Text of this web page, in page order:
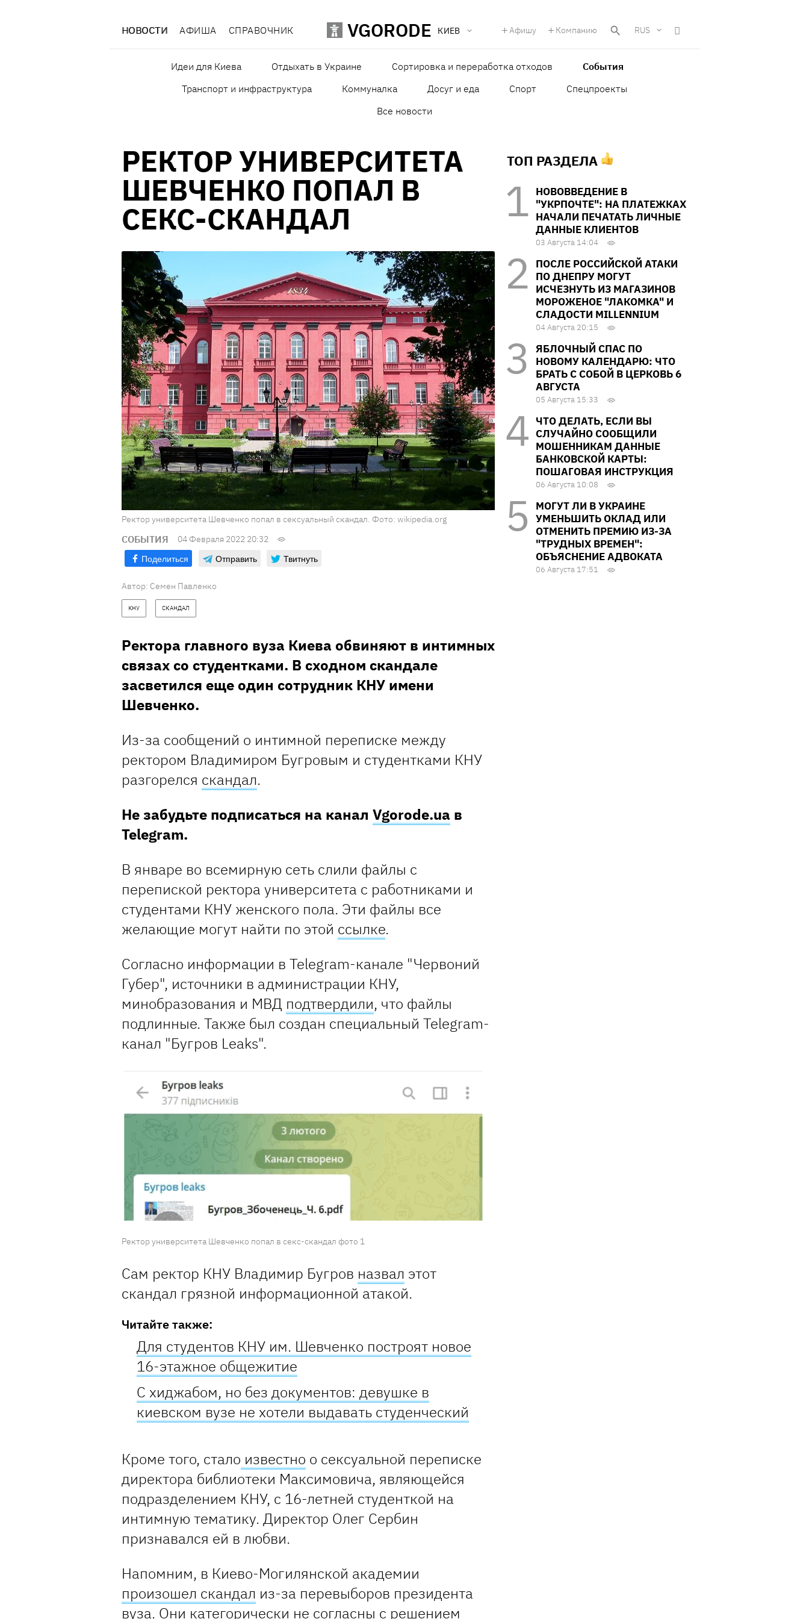
НОВОСТИ АФИША СПРАВОЧНИК VGORODE КИЕВ Афишу Компанию RUS
Идеи для Киева Отдыхать в Украине Сортировка и переработка отходов
События
Транспорт и инфраструктура
Коммуналка Досуг и еда Спорт
Спецпроекты
Все новости
РЕКТОР УНИВЕРСИТЕТА
ШЕВЧЕНКО ПОПАЛ В
СЕКС-СКАНДАЛ
Ректор университета Шевченко попал в сексуальный скандал. Фото: wikipedia.org
СОБЫТИЯ 04 Февраля 2022 20:32
Поделиться Отправить Твитнуть
Автор: Семен Павленко
КНУ СКАНДАЛ
Ректора главного вуза Киева обвиняют в интимных
связах со студентками. В сходном скандале
засветился еще один сотрудник КНУ имени
Шевченко.
Из-за сообщений о интимной переписке между
ректором Владимиром Бугровым и студентками КНУ
разгорелся скандал.
Не забудьте подписаться на канал Vgorode.ua в
Telegram.
В январе во всемирную сеть слили файлы с
перепиской ректора университета с работниками и
студентами КНУ женского пола. Эти файлы все
желающие могут найти по этой ссылке.
Согласно информации в Telegram-канале "Червоний
Губер", источники в администрации КНУ,
минобразования и МВД подтвердили, что файлы
подлинные. Также был создан специальный Telegram-
канал "Бугров Leaks".
Ректор университета Шевченко попал в секс-скандал фото 1
Сам ректор КНУ Владимир Бугров назвал этот
скандал грязной информационной атакой.
Читайте также:
Для студентов КНУ им. Шевченко построят новое
16-этажное общежитие
С хиджабом, но без документов: девушке в
киевском вузе не хотели выдавать студенческий
Кроме того, стало известно о сексуальной переписке
директора библиотеки Максимовича, являющейся
подразделением КНУ, с 16-летней студенткой на
интимную тематику. Директор Олег Сербин
признавался ей в любви.
Напомним, в Киево-Могилянской академии
произошел скандал из-за перевыборов президента
вуза. Они категорически не согласны с решением
ТОП РАЗДЕЛА
НОВОВВЕДЕНИЕ В
"УКРПОЧТЕ": НА ПЛАТЕЖКАХ
НАЧАЛИ ПЕЧАТАТЬ ЛИЧНЫЕ
ДАННЫЕ КЛИЕНТОВ
03 Августа 14:04
ПОСЛЕ РОССИЙСКОЙ АТАКИ
ПО ДНЕПРУ МОГУТ
ИСЧЕЗНУТЬ ИЗ МАГАЗИНОВ
МОРОЖЕНОЕ "ЛАКОМКА" И
СЛАДОСТИ MILLENNIUM
04 Августа 20:15
ЯБЛОЧНЫЙ СПАС ПО
НОВОМУ КАЛЕНДАРЮ: ЧТО
БРАТЬ С СОБОЙ В ЦЕРКОВЬ 6
АВГУСТА
05 Августа 15:33
ЧТО ДЕЛАТЬ, ЕСЛИ ВЫ
СЛУЧАЙНО СООБЩИЛИ
МОШЕННИКАМ ДАННЫЕ
БАНКОВСКОЙ КАРТЫ:
ПОШАГОВАЯ ИНСТРУКЦИЯ
06 Августа 10:08
МОГУТ ЛИ В УКРАИНЕ
УМЕНЬШИТЬ ОКЛАД ИЛИ
ОТМЕНИТЬ ПРЕМИЮ ИЗ-ЗА
"ТРУДНЫХ ВРЕМЕН":
ОБЪЯСНЕНИЕ АДВОКАТА
06 Августа 17:51